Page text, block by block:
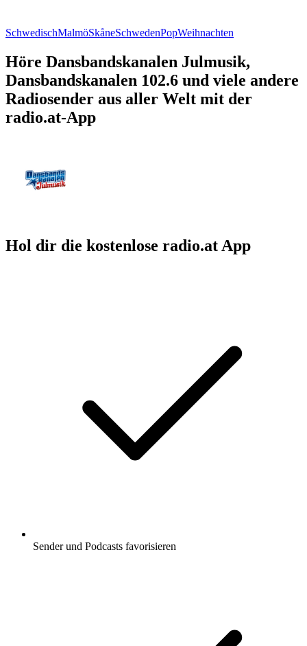
SchwedischMalmöSkåneSchwedenPopWeihnachten
Höre Dansbandskanalen Julmusik,
Dansbandskanalen 102.6 und viele andere
Radiosender aus aller Welt mit der
radio.at-App
Hol dir die kostenlose radio.at App
Sender und Podcasts favorisieren